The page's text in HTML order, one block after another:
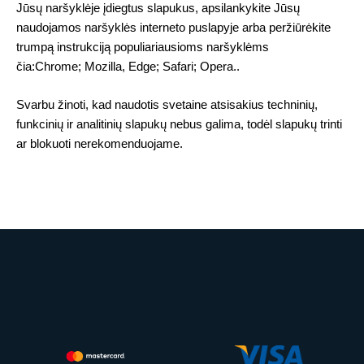
Jūsų naršyklėje įdiegtus slapukus, apsilankykite Jūsų
naudojamos naršyklės interneto puslapyje arba peržiūrėkite
trumpą instrukciją populiariausioms naršyklėms
čia:Chrome; Mozilla, Edge; Safari; Opera..
Svarbu žinoti, kad naudotis svetaine atsisakius techninių,
funkcinių ir analitinių slapukų nebus galima, todėl slapukų trinti
ar blokuoti nerekomenduojame.